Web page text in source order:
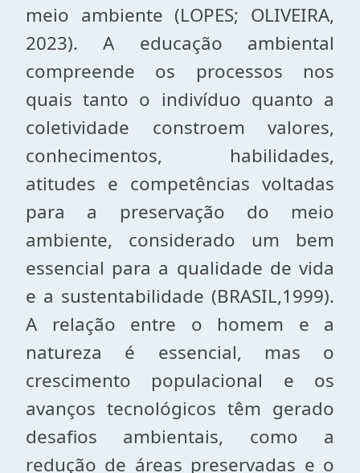
meio ambiente (LOPES; OLIVEIRA,
2023). A educação ambiental
compreende os processos nos
quais tanto o indivíduo quanto a
coletividade constroem valores,
conhecimentos, habilidades,
atitudes e competências voltadas
para a preservação do meio
ambiente, considerado um bem
essencial para a qualidade de vida
e a sustentabilidade (BRASIL,1999).
A relação entre o homem e a
natureza é essencial, mas o
crescimento populacional e os
avanços tecnológicos têm gerado
desafios ambientais, como a
redução de áreas preservadas e o